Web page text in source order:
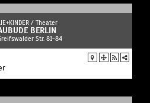
/ Theater
BERLIN
Str. 81-84